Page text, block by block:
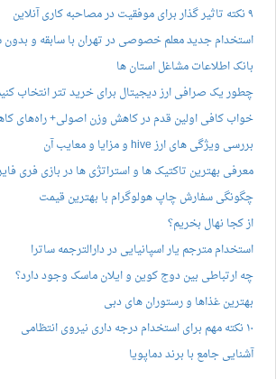
۹ نکته تاثیر گذار برای موفقیت در مصاحبه کاری آنلاین
استخدام جدید معلم خصوصی در تهران با سابقه و بدون
بانک اطلاعات مشاغل استان ها
چطور یک صرافی ارز دیجیتال برای خرید تتر انتخاب
خواب کافی اولین قدم در کاهش وزن اصولی+ راه‌های
بررسی ویژگی های ارز hive و مزایا و معایب آن
معرفی بهترین تاکتیک ها و استراتژی ها در بازی فری
چگونگی سفارش چاپ هولوگرام با بهترین قیمت
از کجا نهال بخریم؟
استخدام مترجم یار اسپانیایی در دارالترجمه ساترا
چه ارتباطی بین دوج کوین و ایلان ماسک وجود دارد؟
بهترین غذاها و رستوران های دبی
۱۰ نکته مهم برای استخدام درجه داری نیروی انتظامی
آشنایی جامع با برند دماپویا